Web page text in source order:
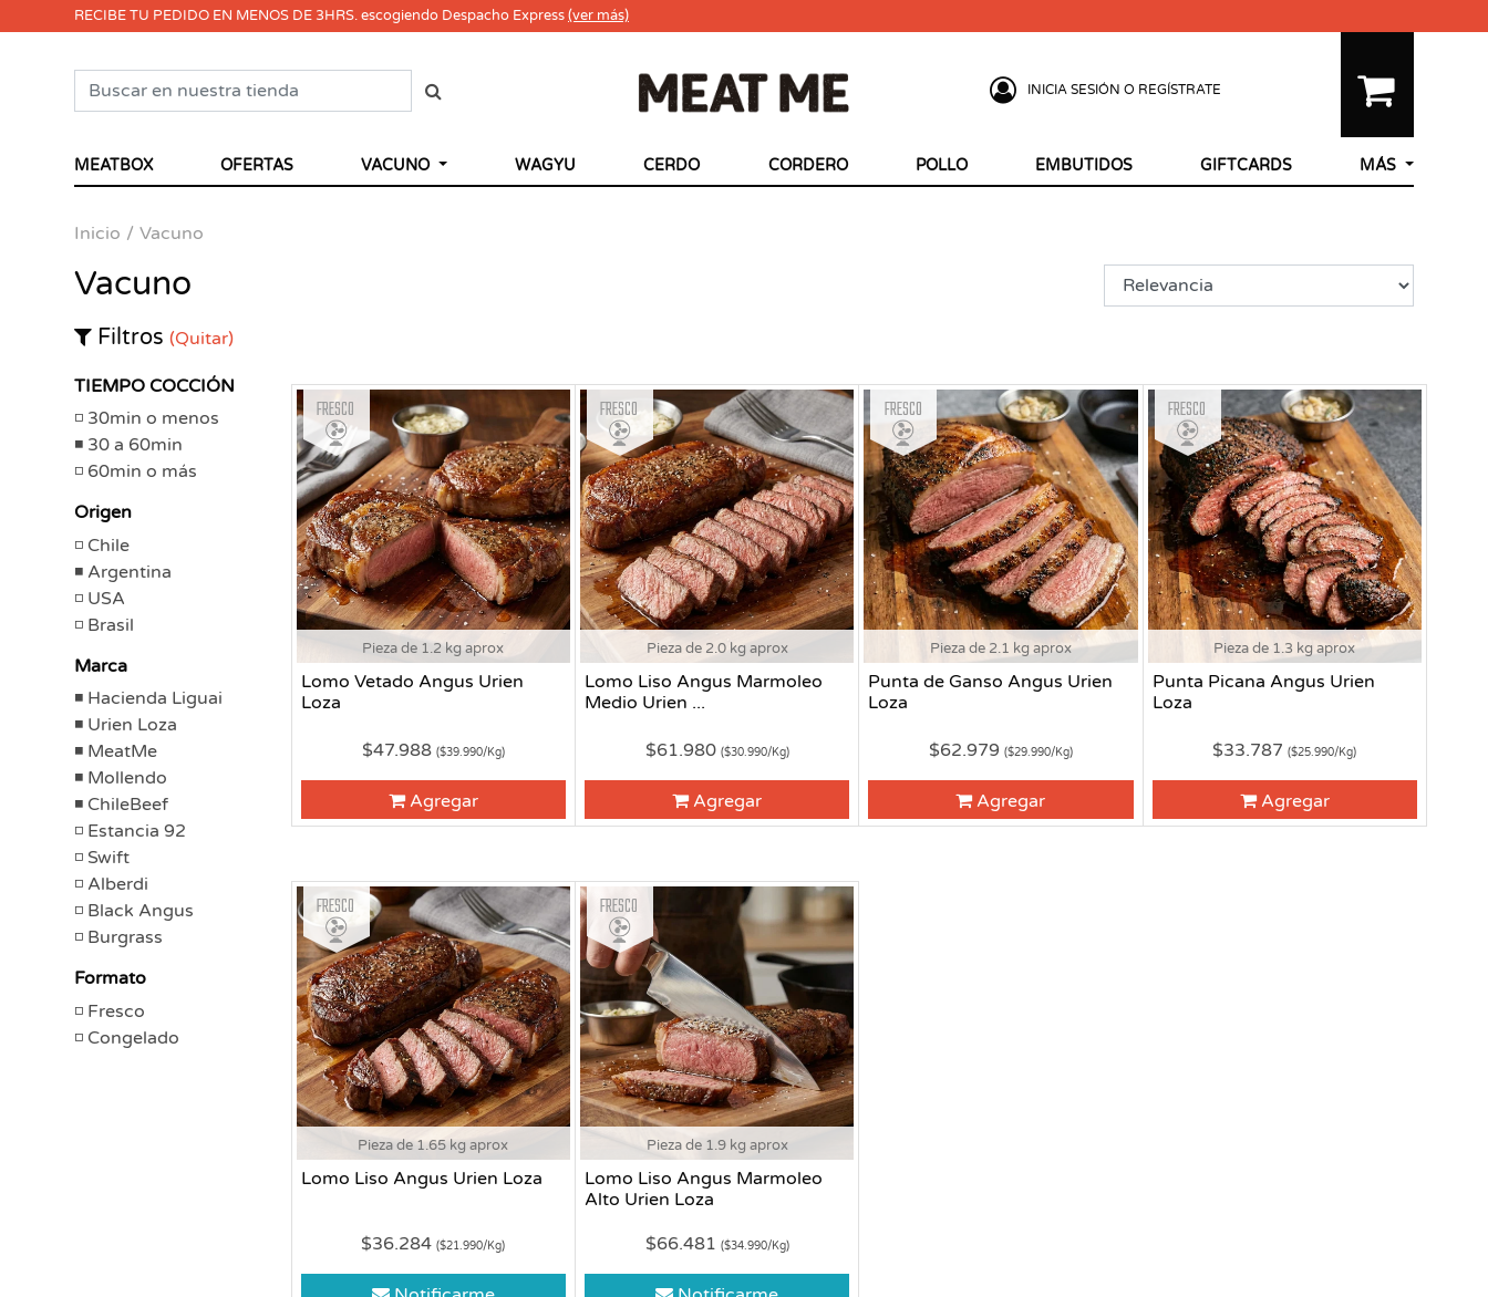
RECIBE TU PEDIDO EN MENOS DE 3HRS. escogiendo Despacho Express(ver más)
INICIA SESIÓN O REGÍSTRATE
MEATBOX OFERTAS VACUNO WAGYU CERDO CORDERO POLLO EMBUTIDOS GIFTCARDS MÁS
Inicio Vacuno
Vacuno
Filtros (Quitar)
TIEMPO COCCIÓN
30min o menos
30 a 60min
60min o más
Origen
Chile
Argentina
USA
Brasil
Marca
Hacienda Liguai
Urien Loza
MeatMe
Mollendo
ChileBeef
Estancia 92
Swift
Alberdi
Black Angus
Burgrass
Formato
Fresco
Congelado
Pieza de 1.2 kg aprox
Lomo Vetado Angus Urien
Loza
Fresco
$47.988 ($39.990/Kg)
Agregar
Pieza de 2.0 kg aprox
Lomo Liso Angus Marmoleo
Medio Urien ...
Fresco
$61.980 ($30.990/Kg)
Agregar
Pieza de 2.1 kg aprox
Punta de Ganso Angus Urien
Loza
Fresco
$62.979 ($29.990/Kg)
Agregar
Pieza de 1.3 kg aprox
Punta Picana Angus Urien
Loza
Fresco
$33.787($25.990/Kg)
Agregar
Pieza de 1.65 kg aprox
Lomo Liso Angus Urien Loza
Fresco
$36.284($21.990/Kg)
Pieza de 1.9 kg aprox
Lomo Liso Angus Marmoleo
Alto Urien Loza
Fresco
$66.481 ($34.990/Kg)